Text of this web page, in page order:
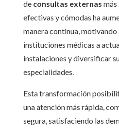
de consultas externas más
efectivas y cómodas ha
manera continua, motivando
instituciones médicas a
instalaciones y diversificar
especialidades.
Esta transformación
una atención más rápida,
segura, satisfaciendo las